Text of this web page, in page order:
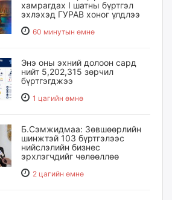
хамрагдах I шатны бүртгэл
эхлэхэд ГУРАВ хоног үлдлээ
60 минутын өмнө
Энэ оны эхний долоон сард
нийт 5,202,315 зөрчил
бүртгэгджээ
1 цагийн өмнө
Б.Сэмжидмаа: Зөвшөөрлийн
шинжтэй 103 бүртгэлээс
нийслэлийн бизнес
эрхлэгчдийг чөлөөллөө
2 цагийн өмнө